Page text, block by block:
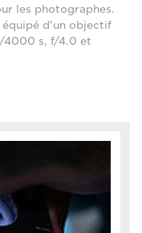
les photographes.
équipé d'un objectif
4000 s, f/4.0 et